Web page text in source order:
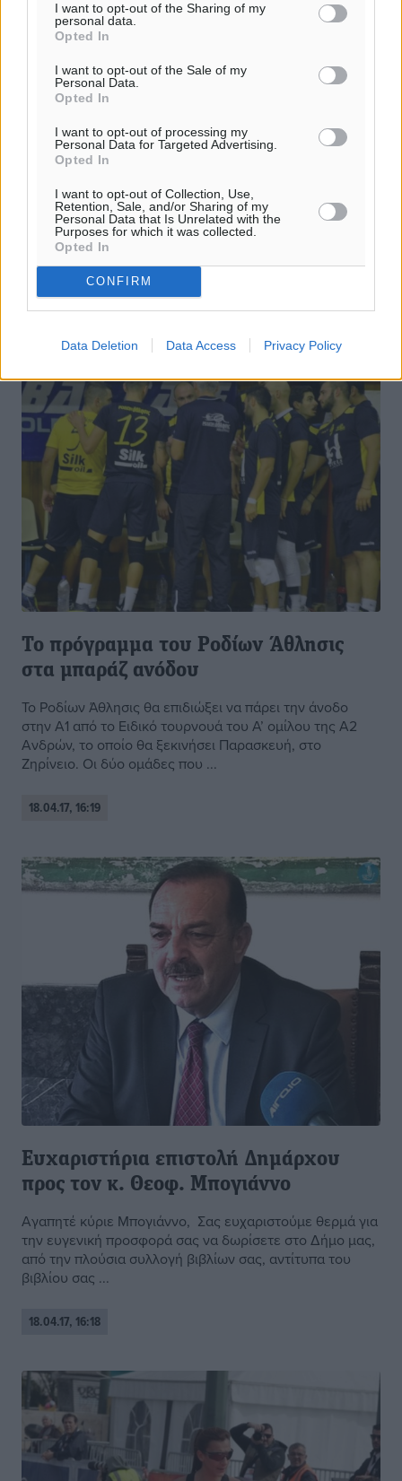
I want to opt-out of the Sharing of my
personal data.
Opted In
I want to opt-out of the Sale of my
Personal Data.
Opted In
I want to opt-out of processing my
Personal Data for Targeted Advertising.
Opted In
I want to opt-out of Collection, Use,
Retention, Sale, and/or Sharing of my
Personal Data that Is Unrelated with the
Purposes for which it was collected.
Opted In
CONFIRM
Data Deletion Data Access Privacy Policy
Αλ. Αγγελόπουλος: Πώς ο τουρισμός
θα κεφαλαιοποιήσει την υψηλή
ζήτηση
Την επιτακτική ανάγκη να υιοθετηθεί ένα νέο εθνικό
μοντέλο «οικονομίας της φιλοξενίας» προκειμένου να
αξιοποιηθούν όλες οι παραγωγικές δυνατότητες της
χώρας και να διαχυθούν ...
18.04.17, 16:30
Το πρόγραμμα του Ροδίων Άθλησις
στα μπαράζ ανόδου
Το Ροδίων Άθλησις θα επιδιώξει να πάρει την άνοδο
στην Α1 από το Ειδικό τουρνουά του Α’ ομίλου της Α2
Ανδρών, το οποίο θα ξεκινήσει Παρασκευή, στο
Ζηρίνειο. Οι δύο ομάδες που ...
18.04.17, 16:19
Ευχαριστήρια επιστολή Δημάρχου
προς τον κ. Θεοφ. Μπογιάννο
Αγαπητέ κύριε Μπογιάννο, Σας ευχαριστούμε θερμά για
την ευγενική προσφορά σας να δωρίσετε στο Δήμο μας,
από την πλούσια συλλογή βιβλίων σας, αντίτυπα του
βιβλίου σας ...
18.04.17, 16:18